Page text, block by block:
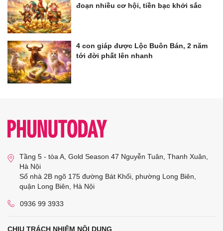
đoạn nhiều cơ hội, tiền bạc khởi sắc
4 con giáp được Lộc Buôn Bán, 2 năm
tới đời phất lên nhanh
Tầng 5 - tòa A, Gold Season 47 Nguyễn Tuân, Thanh Xuân,
Hà Nội
Số nhà 2B ngõ 175 đường Bát Khối, phường Long Biên,
quận Long Biên, Hà Nội
0936 99 3933
CHỊU TRÁCH NHIỆM NỘI DUNG